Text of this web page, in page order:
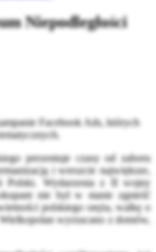
Niepodległości
Facebook Ads, których
prezentuje czasy od zaboru
i wreszcie największe,
Polski. Wydarzenia z II wojny
nie był w stanie zgnieść
polskiego oręża, walkę o
wyrzucano z domów,